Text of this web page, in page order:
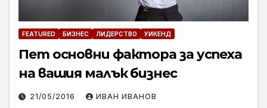
FEATURED БИЗНЕС ЛИДЕРСТВО УИКЕНД
Пет основни фактора за успеха
на вашия малък бизнес
21/05/2016 ИВАН ИВАНОВ